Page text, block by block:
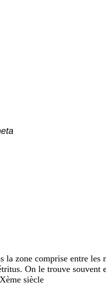
zone comprise entre
On le trouve souvent
siècle